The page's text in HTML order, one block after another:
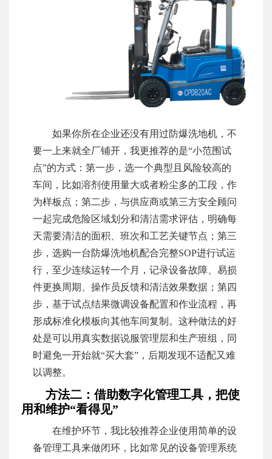
如果你所在企业还没有用过防爆洗地机，不
要一上来就全厂铺开，我更推荐的是“小范围试
点”的方式：第一步，选一个典型且风险较高的
车间，比如溶剂使用量大或者粉尘多的工段，作
为样板点；第二步，与供应商或第三方安全顾问
一起完成危险区域划分和清洁需求评估，明确每
天需要清洁的面积、班次和工艺关键节点；第三
步，选购一台防爆洗地机配合完整SOP进行试运
行，至少连续运转一个月，记录设备故障、易损
件更换周期、操作员反馈和清洁效果数据；第四
步，基于试点结果微调设备配置和作业流程，再
形成标准化模板向其他车间复制。这种做法的好
处是可以用真实数据说服管理层和生产班组，同
时避免一开始就“买大套”，后期发现不适配又难
以调整。
方法二：借助数字化管理工具，把使
用和维护“看得见”
在维护环节，我比较推荐企业使用简单的设
备管理工具来做闭环，比如常见的设备管理系统